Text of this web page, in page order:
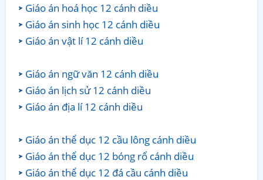
Giáo án hoá học 12 cánh diều
Giáo án sinh học 12 cánh diều
Giáo án vật lí 12 cánh diều
Giáo án ngữ văn 12 cánh diều
Giáo án lịch sử 12 cánh diều
Giáo án địa lí 12 cánh diều
Giáo án thể dục 12 cầu lông cánh diều
Giáo án thể dục 12 bóng rổ cánh diều
Giáo án thể dục 12 đá cầu cánh diều